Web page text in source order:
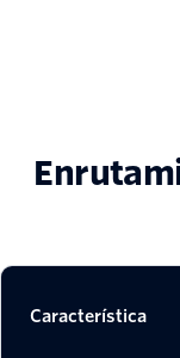
Característica